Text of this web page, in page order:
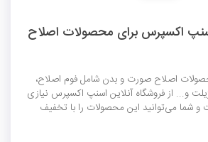
اسنپ اکسپرس برای محصولات اصلاح
اصلاح صورت و بدن شامل فوم اصلاح،
و... از فروشگاه آنلاین اسنپ اکسپرس نیازی
و شما می‌توانید این محصولات را با تخفیف